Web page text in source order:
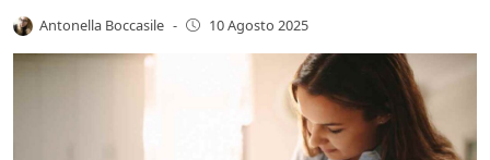
Antonella Boccasile - 10 Agosto 2025